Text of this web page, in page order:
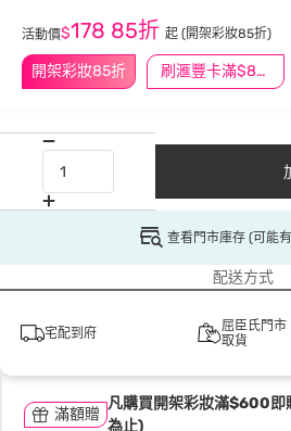
開架彩妝85折 刷滙豐卡滿$888送3萬點
活動價$178 85折 起 (開架彩妝85折)
查看門市庫存 (可能
配送方式
宅配到府
屈臣氏門市
取貨
滿額贈
凡購買開架彩妝滿$600即
為止)